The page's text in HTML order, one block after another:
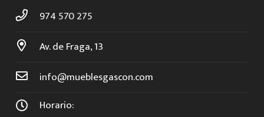
974 570 275
Av. de Fraga, 13
info@mueblesgascon.com
Horario: